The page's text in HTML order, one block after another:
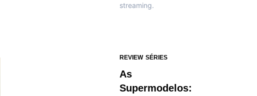
streaming.
REVIEW SÉRIES
As
Supermodelos: